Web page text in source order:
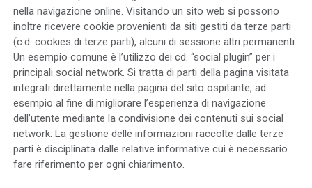
nella navigazione online. Visitando un sito web si possono
inoltre ricevere cookie provenienti da siti gestiti da terze parti
(c.d. cookies di terze parti), alcuni di sessione altri permanenti.
Un esempio comune è l’utilizzo dei cd. “social plugin” per i
principali social network. Si tratta di parti della pagina visitata
integrati direttamente nella pagina del sito ospitante, ad
esempio al fine di migliorare l’esperienza di navigazione
dell’utente mediante la condivisione dei contenuti sui social
network. La gestione delle informazioni raccolte dalle terze
parti è disciplinata dalle relative informative cui è necessario
fare riferimento per ogni chiarimento.